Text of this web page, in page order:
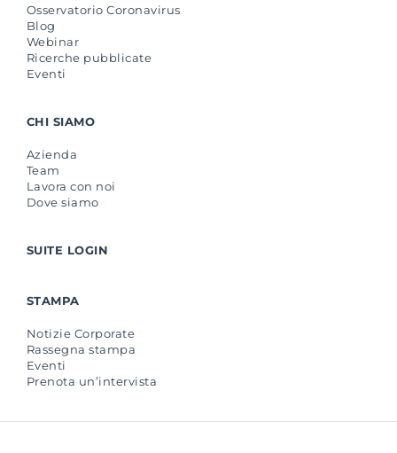
Osservatorio Coronavirus
Blog
Webinar
Ricerche pubblicate
Eventi
CHI SIAMO
Azienda
Team
Lavora con noi
Dove siamo
SUITE LOGIN
STAMPA
Notizie Corporate
Rassegna stampa
Eventi
Prenota un’intervista